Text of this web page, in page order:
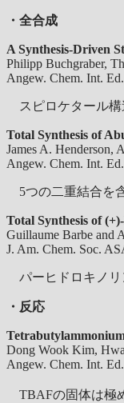
・全合成
A Synthesis-Driven
Philipp Buchgraber,
Angew. Chem. Int.
スピロケタール構
Total Synthesis of
James A. Henderson,
Angew. Chem. Int.
5つの二重結合を
Total Synthesis of
Guillaume Barbe and
J. Am. Chem. Soc.
パーヒドロキノリ
・反応
Dong Wook Kim,
Angew. Chem. Int.
TBAFの固体は極